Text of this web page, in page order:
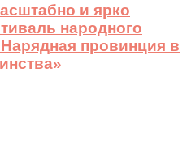
и ярко
народного
провинция в